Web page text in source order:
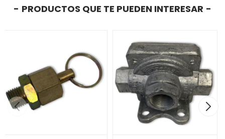
PRODUCTOS QUE TE PUEDEN INTERESAR